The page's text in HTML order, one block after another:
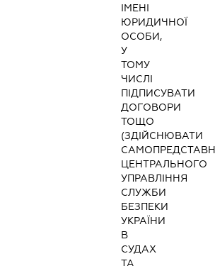
ІМЕНІ
ЮРИДИЧНОЇ
ОСОБИ,
У
ТОМУ
ЧИСЛІ
ПІДПИСУВАТИ
ДОГОВОРИ
ТОЩО
(ЗДІЙСНЮВАТИ
ЦЕНТРАЛЬНОГО
УПРАВЛІННЯ
СЛУЖБИ
БЕЗПЕКИ
УКРАЇНИ
В
СУДАХ
ТА